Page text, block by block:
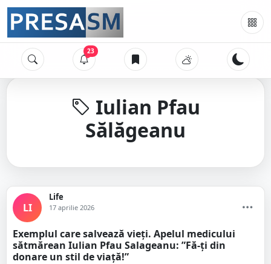
23
Iulian Pfau
Sălăgeanu
LI
Life
17 aprilie 2026
Exemplul care salvează vieți. Apelul medicului
sătmărean Iulian Pfau Salageanu: ”Fă-ți din
donare un stil de viață!”